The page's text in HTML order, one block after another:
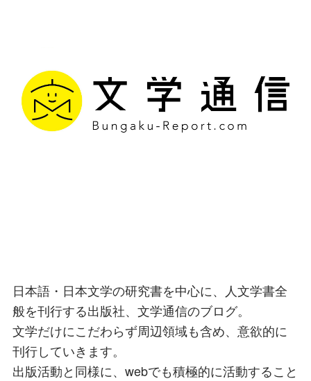
日本語・日本文学の研究書を中心に、人文学書全
般を刊行する出版社、文学通信のブログ。
文学だけにこだわらず周辺領域も含め、意欲的に
刊行していきます。
出版活動と同様に、webでも積極的に活動すること